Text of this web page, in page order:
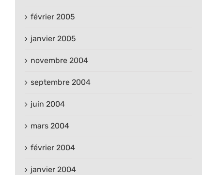
février 2005
janvier 2005
novembre 2004
septembre 2004
juin 2004
mars 2004
février 2004
janvier 2004